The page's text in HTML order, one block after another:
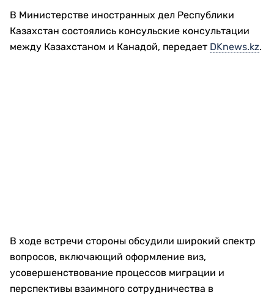
В Министерстве иностранных дел Республики
Казахстан состоялись консульские консультации
между Казахстаном и Канадой, передает DKnews.kz.
В ходе встречи стороны обсудили широкий спектр
вопросов, включающий оформление виз,
усовершенствование процессов миграции и
перспективы взаимного сотрудничества в